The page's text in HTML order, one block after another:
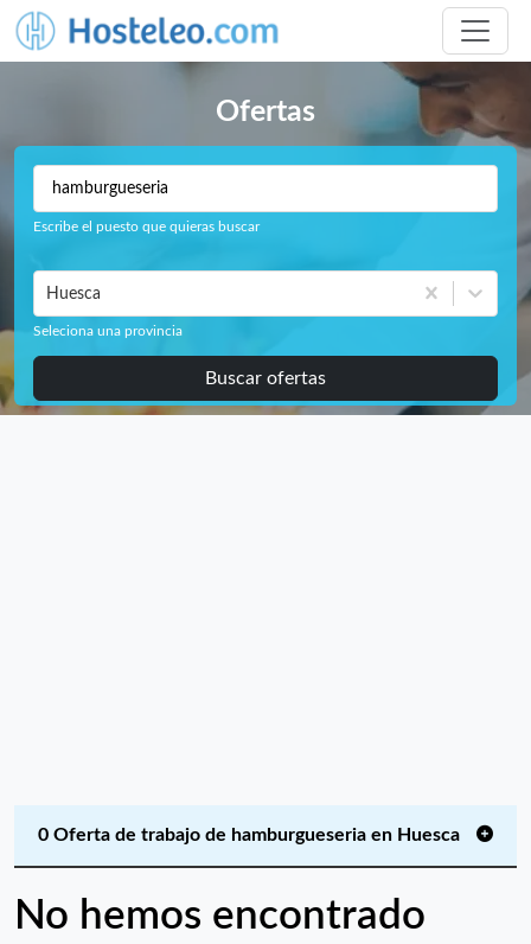
Ofertas
Escribe el puesto que quieras buscar
Huesca
Seleciona una provincia
Buscar ofertas
0 Oferta de trabajo de hamburgueseria en Huesca
No hemos encontrado